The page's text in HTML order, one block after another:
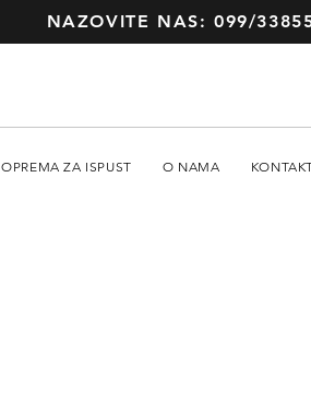
NAZOVITE NAS: 099/
OPREMA ZA ISPUST O NAMA